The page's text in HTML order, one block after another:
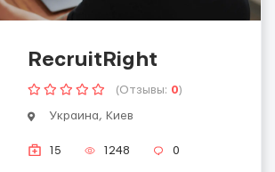
RecruitRight
(Отзывы: 0)
Украина, Киев
15 1248 0